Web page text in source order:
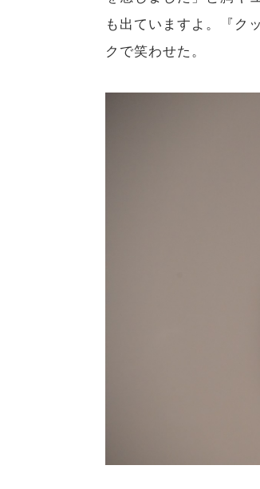
も出ていますよ。『ク
クで笑わせた。